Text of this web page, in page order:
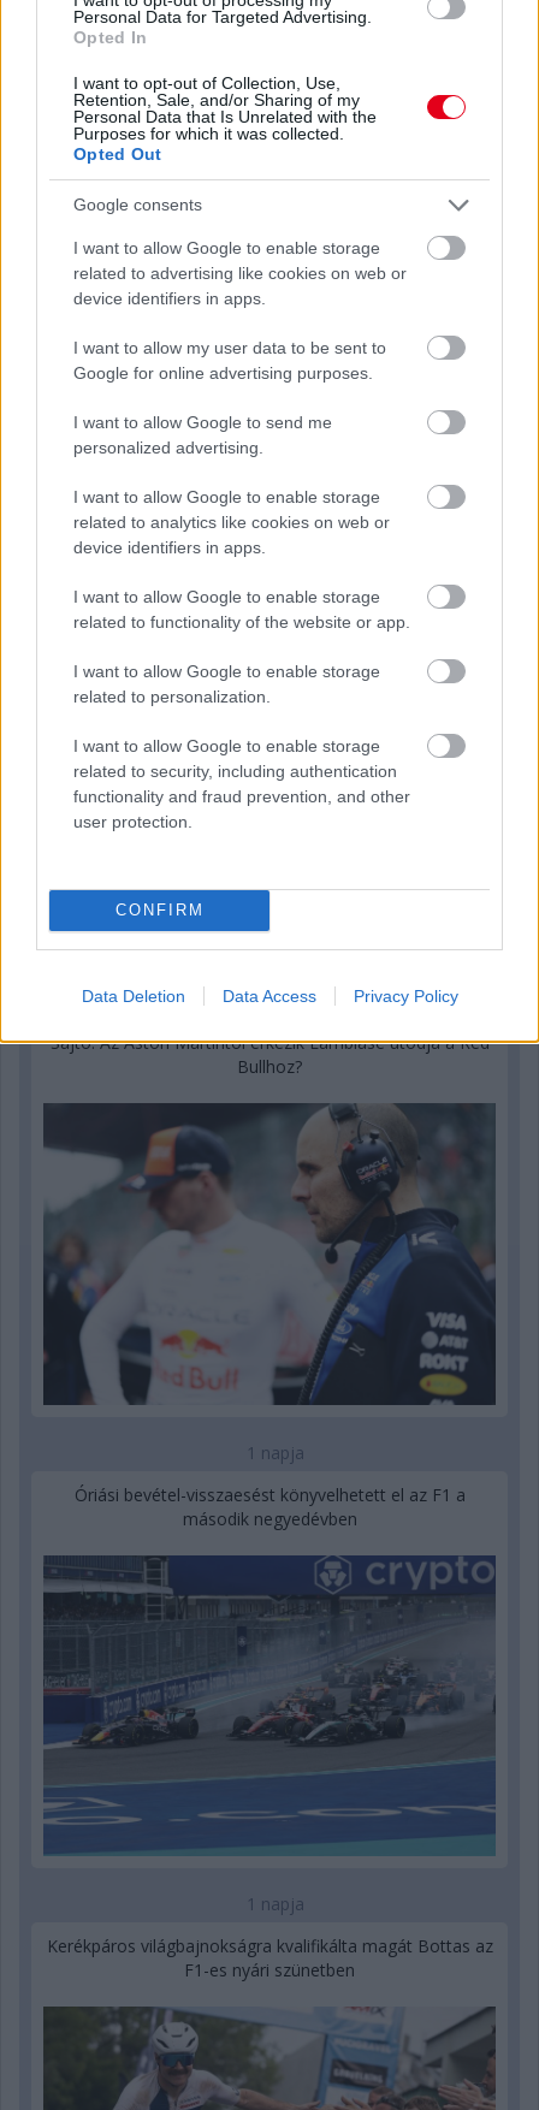
Personal Data for Targeted Advertising.
Opted In
I want to opt-out of Collection, Use,
Retention, Sale, and/or Sharing of my
Personal Data that Is Unrelated with the
Purposes for which it was collected.
Opted Out
Google consents
I want to allow Google to enable storage
related to advertising like cookies on web or
device identifiers in apps.
I want to allow my user data to be sent to
Google for online advertising purposes.
I want to allow Google to send me
personalized advertising.
I want to allow Google to enable storage
related to analytics like cookies on web or
device identifiers in apps.
I want to allow Google to enable storage
related to functionality of the website or app.
I want to allow Google to enable storage
related to personalization.
I want to allow Google to enable storage
related to security, including authentication
functionality and fraud prevention, and other
user protection.
CONFIRM
Data Deletion Data Access Privacy Policy
16 órája
„Jó látni, hogy közel az álom” – Camara az F1-es
pletykákról
MotoGP: Bezzecchi közel egy másodpercet javított a
körrekordon
1 napja
Sajtó: Az Aston Martintól érkezik Lambiase utódja a Red
Bullhoz?
1 napja
Óriási bevétel-visszaesést könyvelhetett el az F1 a
második negyedévben
1 napja
Kerékpáros világbajnokságra kvalifikálta magát Bottas az
F1-es nyári szünetben